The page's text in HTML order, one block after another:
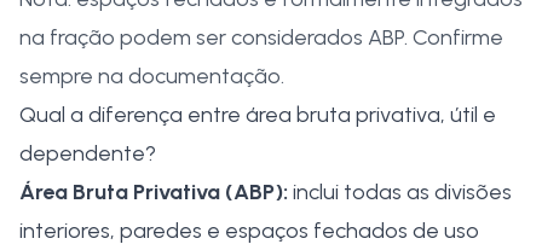
na fração podem ser considerados ABP. Confirme
sempre na documentação.
Qual a diferença entre área bruta privativa, útil e
dependente?
Área Bruta Privativa (ABP): inclui todas as divisões
interiores, paredes e espaços fechados de uso